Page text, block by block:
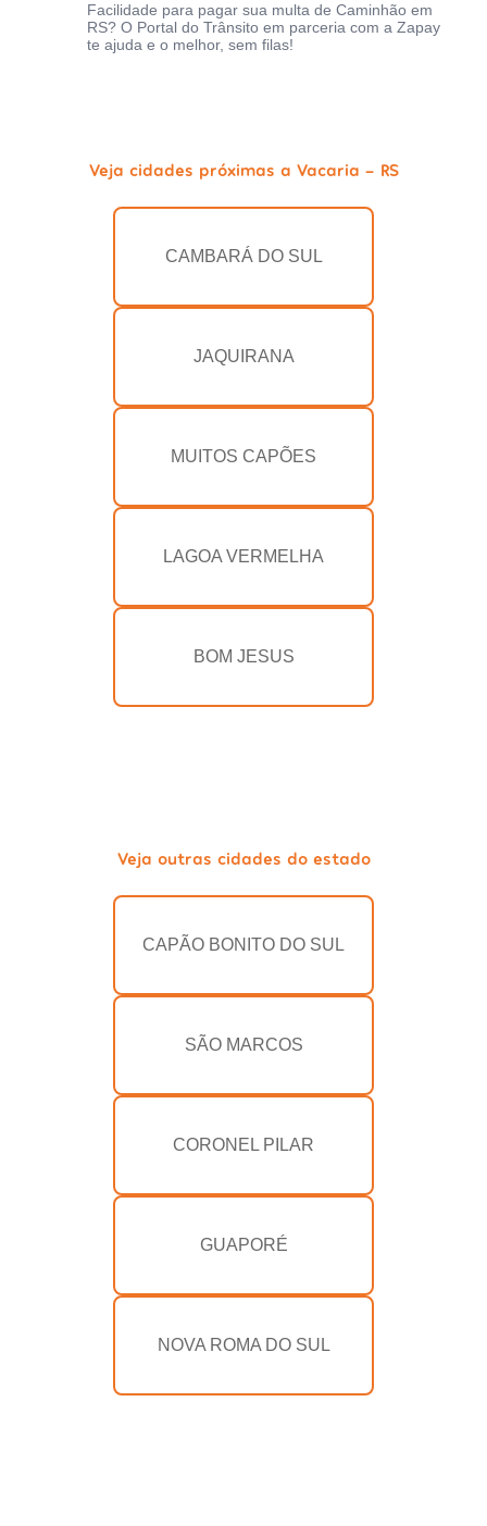
Facilidade para pagar sua multa de Caminhão em
RS? O Portal do Trânsito em parceria com a Zapay
te ajuda e o melhor, sem filas!
Veja cidades próximas a Vacaria - RS
CAMBARÁ DO SUL
JAQUIRANA
MUITOS CAPÕES
LAGOA VERMELHA
BOM JESUS
Veja outras cidades do estado
CAPÃO BONITO DO SUL
SÃO MARCOS
CORONEL PILAR
GUAPORÉ
NOVA ROMA DO SUL